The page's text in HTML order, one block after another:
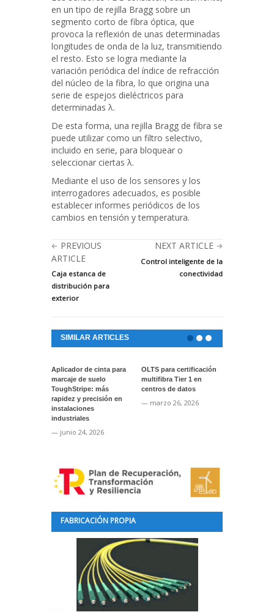
en un tipo de rejilla Bragg sobre un
segmento corto de fibra óptica, que
provoca la reflexión de unas determinadas
longitudes de onda de la luz, transmitiendo
el resto. Esto se logra mediante la
variación periódica del índice de refracción
del núcleo de la fibra, lo que origina una
serie de espejos dieléctricos para
determinadas λ.
De esta forma, una rejilla Bragg de fibra se
puede utilizar como un filtro selectivo,
incluido en serie, para bloquear o
seleccionar ciertas λ.
Mediante el uso de los sensores y los
interrogadores adecuados, es posible
establecer informes periódicos de los
cambios en tensión y temperatura.
PREVIOUS
ARTICLE
Caja estanca de
distribución para
exterior
NEXT ARTICLE
Control inteligente de la
conectividad
SIMILAR ARTICLES
Aplicador de cinta para
marcaje de suelo
ToughStripe: más
rapidez y precisión en
instalaciones
industriales
— junio 24, 2026
OLTS para certificación
multifibra Tier 1 en
centros de datos
— marzo 26, 2026
FABRICACIÓN PROPIA